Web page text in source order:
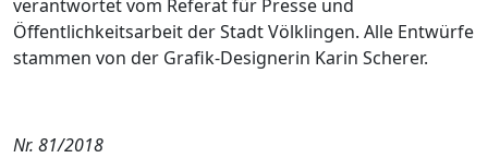
verantwortet vom Referat für Presse und
Öffentlichkeitsarbeit der Stadt Völklingen. Alle Entwürfe
stammen von der Grafik-Designerin Karin Scherer.
Nr. 81/2018